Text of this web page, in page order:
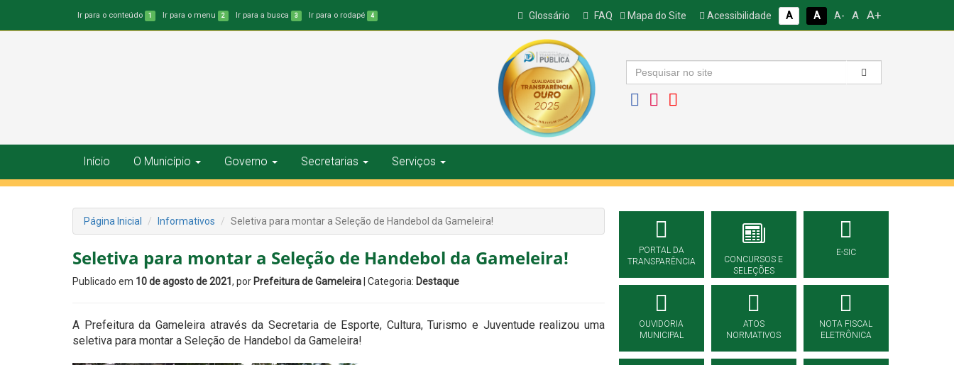
Ir para o conteúdo 1 Ir para o menu 2 Ir para a busca 3 Ir para o rodapé 4 Glossário FAQ Mapa do Site Acessibilidade A A A- A A+
Início O Município Governo Secretarias Serviços
Página Inicial Informativos Seletiva para montar a Seleção de Handebol da Gameleira!
Seletiva para montar a Seleção de Handebol da Gameleira!
Publicado em 10 de agosto de 2021 , por Prefeitura de Gameleira | Categoria: Destaque
A Prefeitura da Gameleira através da Secretaria de Esporte, Cultura, Turismo e Juventude realizou uma
seletiva para montar a Seleção de Handebol da Gameleira!
PORTAL DA
TRANSPARÊNCIA
CONCURSOS E
SELEÇÕES
E-SIC
OUVIDORIA
MUNICIPAL
ATOS
NORMATIVOS
NOTA FISCAL
ELETRÔNICA